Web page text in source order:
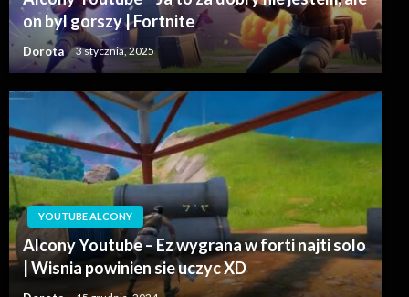
on byl gorszy | Fortnite
Dorota 3 stycznia, 2025
YOUTUBE ALCONY
Alcony Youtube – Ez wygrana w forti najti solo
| Wisnia powinien sie uczyc XD